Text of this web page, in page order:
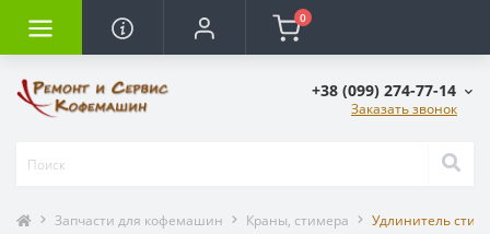
0
+38 (099) 274-77-14
Заказать звонок
Запчасти для кофемашин Краны, стимера Удлинитель